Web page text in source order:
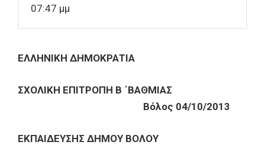
07:47 μμ
ΕΛΛΗΝΙΚΗ ΔΗΜΟΚΡΑΤΙΑ
ΣΧΟΛΙΚΗ ΕΠΙΤΡΟΠΗ B ΄ΒΑΘΜΙΑΣ
Βόλος 04/10/2013
ΕΚΠΑΙΔΕΥΣΗΣ ΔΗΜΟΥ ΒΟΛΟΥ